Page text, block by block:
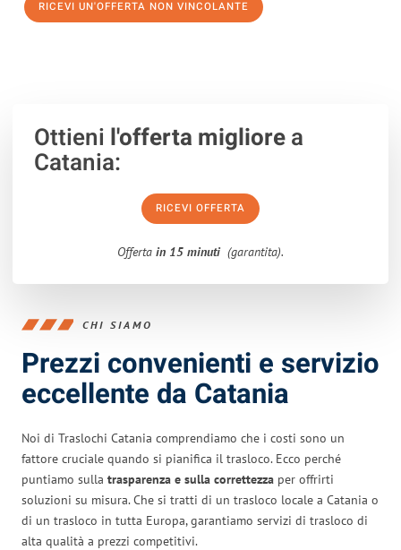
RICEVI UN'OFFERTA NON VINCOLANTE
Ottieni l'offerta migliorea
Catania:
RICEVI OFFERTA
Offerta in 15 minuti (garantita).
CHI SIAMO
Prezzi convenienti e servizio
eccellente da Catania
Noi di Traslochi Catania comprendiamo che i costi sono un
fattore cruciale quando si pianifica il trasloco. Ecco perché
puntiamo sulla trasparenza e sulla correttezza per offrirti
soluzioni su misura. Che si tratti di un trasloco locale a Catania o
di un trasloco in tutta Europa, garantiamo servizi di trasloco di
alta qualità a prezzi competitivi.